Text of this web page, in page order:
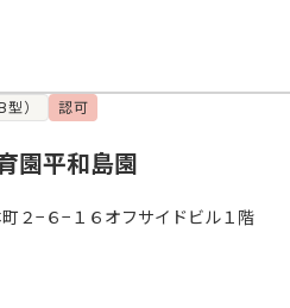
） 認可
園平和島園
２−６−１６オフサイドビル１階